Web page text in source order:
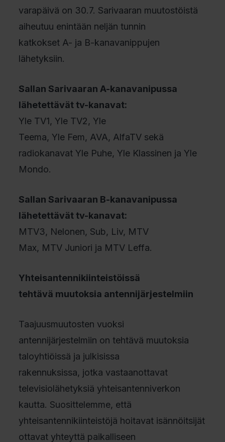
varapäivä on 30.7. Sarivaaran muutostöistä
aiheutuu enintään neljän tunnin
katkokset A- ja B-kanavanippujen
lähetyksiin.
Sallan Sarivaaran A-kanavanipussa
lähetettävät tv-kanavat:
Yle TV1, Yle TV2, Yle
Teema, Yle Fem, AVA, AlfaTV sekä
radiokanavat Yle Puhe, Yle Klassinen ja Yle
Mondo.
Sallan Sarivaaran B-kanavanipussa
lähetettävät tv-kanavat:
MTV3, Nelonen, Sub, Liv, MTV
Max, MTV Juniori ja MTV Leffa.
Yhteisantennikiinteistöissä
tehtävä muutoksia antennijärjestelmiin
Taajuusmuutosten vuoksi
antennijärjestelmiin on tehtävä muutoksia
taloyhtiöissä ja julkisissa
rakennuksissa, jotka vastaanottavat
televisiolähetyksiä yhteisantenniverkon
kautta. Suosittelemme, että
yhteisantennikiinteistöjä hoitavat isännöitsijät
ottavat yhteyttä paikalliseen